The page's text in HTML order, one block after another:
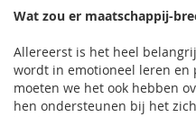
Wat zou er maatschappij-
Allereerst is het heel
wordt in emotioneel leren en
moeten we het ook hebben
hen ondersteunen bij het